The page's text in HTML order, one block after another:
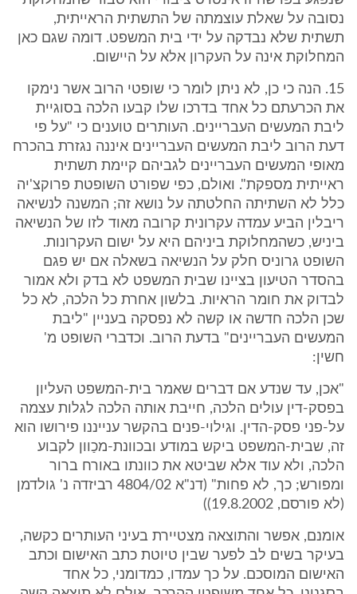
נסובה על שאלת עוצמתה של התשתית הראייתית,
תשתית שלא נבדקה על ידי בית המשפט. דומה שגם כאן
המחלוקת אינה על העקרון אלא על היישום.
15. הנה כי כן, לא ניתן לומר כי שופטי הרוב אשר נימקו
את הכרעתם כל אחד בדרכו שלו קבעו הלכה בסוגיית
ליבת המעשים העבריינים. העותרים טוענים כי "על פי
דעת הרוב ליבת המעשים העבריינים איננה נגזרת בהכרח
מאופי המעשים העבריינים לגביהם קיימת תשתית
ראייתית מספקת". ואולם, כפי שפורט השופטת פרוקצ'יה
כלל לא השתיתה החלטתה על נושא זה; המשנה לנשיאה
ריבלין הביע עמדה עקרונית קרובה מאוד לזו של הנשיאה
ביניש, כשהמחלוקת ביניהם היא על ישום העקרונות.
השופט גרוניס חלק על הנשיאה בשאלה אם יש פגם
בהסדר הטיעון בציינו שבית המשפט לא בדק ולא אמור
לבדוק את חומר הראיות. בלשון אחרת כל הלכה, לא כל
שכן הלכה חדשה או קשה לא נפסקה בעניין "ליבת
המעשים העבריינים" בדעת הרוב. וכדברי השופט מ'
חשין:
"אכן, עד שנדע אם דברים שאמר בית-המשפט העליון
בפסק-דין עולים הלכה, חייבת אותה הלכה לגלות עצמה
על-פני פסק-הדין. וגילוי-פנים בהקשר ענייננו פירושו הוא
זה, שבית-המשפט ביקש במודע ובכוונת-מכַוון לקבוע
הלכה, ולא עוד אלא שביטא את כוונתו באורח ברור
ומפורש; כך, לא פחות" (דנ"א 4804/02 רביזדה נ' גולדמן
(לא פורסם, 19.8.2002))
אומנם, אפשר והתוצאה מצטיירת בעיני העותרים כקשה,
בעיקר בשים לב לפער שבין טיוטת כתב האישום וכתב
האישום המוסכם. על כך עמדו, כמדומני, כל אחד